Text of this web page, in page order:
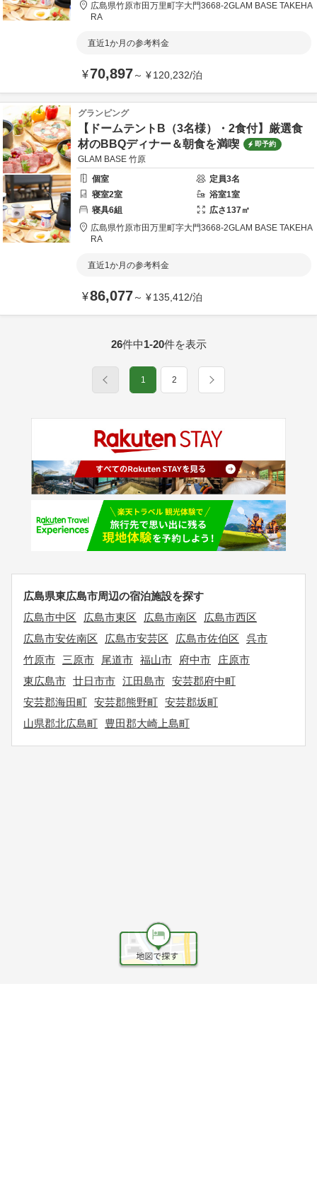
広島県竹原市田万里町字大門3668-2GLAM BASE TAKEHA
RA
直近1か月の参考料金
¥70,897～ ¥120,232/泊
グランピング
【ドームテントB（3名様）・2食付】厳選食
材のBBQディナー＆朝食を満喫
即予約
GLAM BASE 竹原
個室
定員3名
寝室2室 浴室1室
寝具6組 広さ137㎡
広島県竹原市田万里町字大門3668-2GLAM BASE TAKEHA
RA
直近1か月の参考料金
¥86,077～ ¥135,412/泊
26件中1-20件を表示
1 2
広島県東広島市周辺の宿泊施設を探す
広島市中区
広島市東区 広島市南区
広島市西区
広島市安佐南区
広島市安芸区 広島市佐伯区
呉市
竹原市
三原市 尾道市 福山市 府中市
庄原市
東広島市 廿日市市 江田島市 安芸郡府中町
安芸郡海田町 安芸郡熊野町 安芸郡坂町
山県郡北広島町
豊田郡大崎上島町